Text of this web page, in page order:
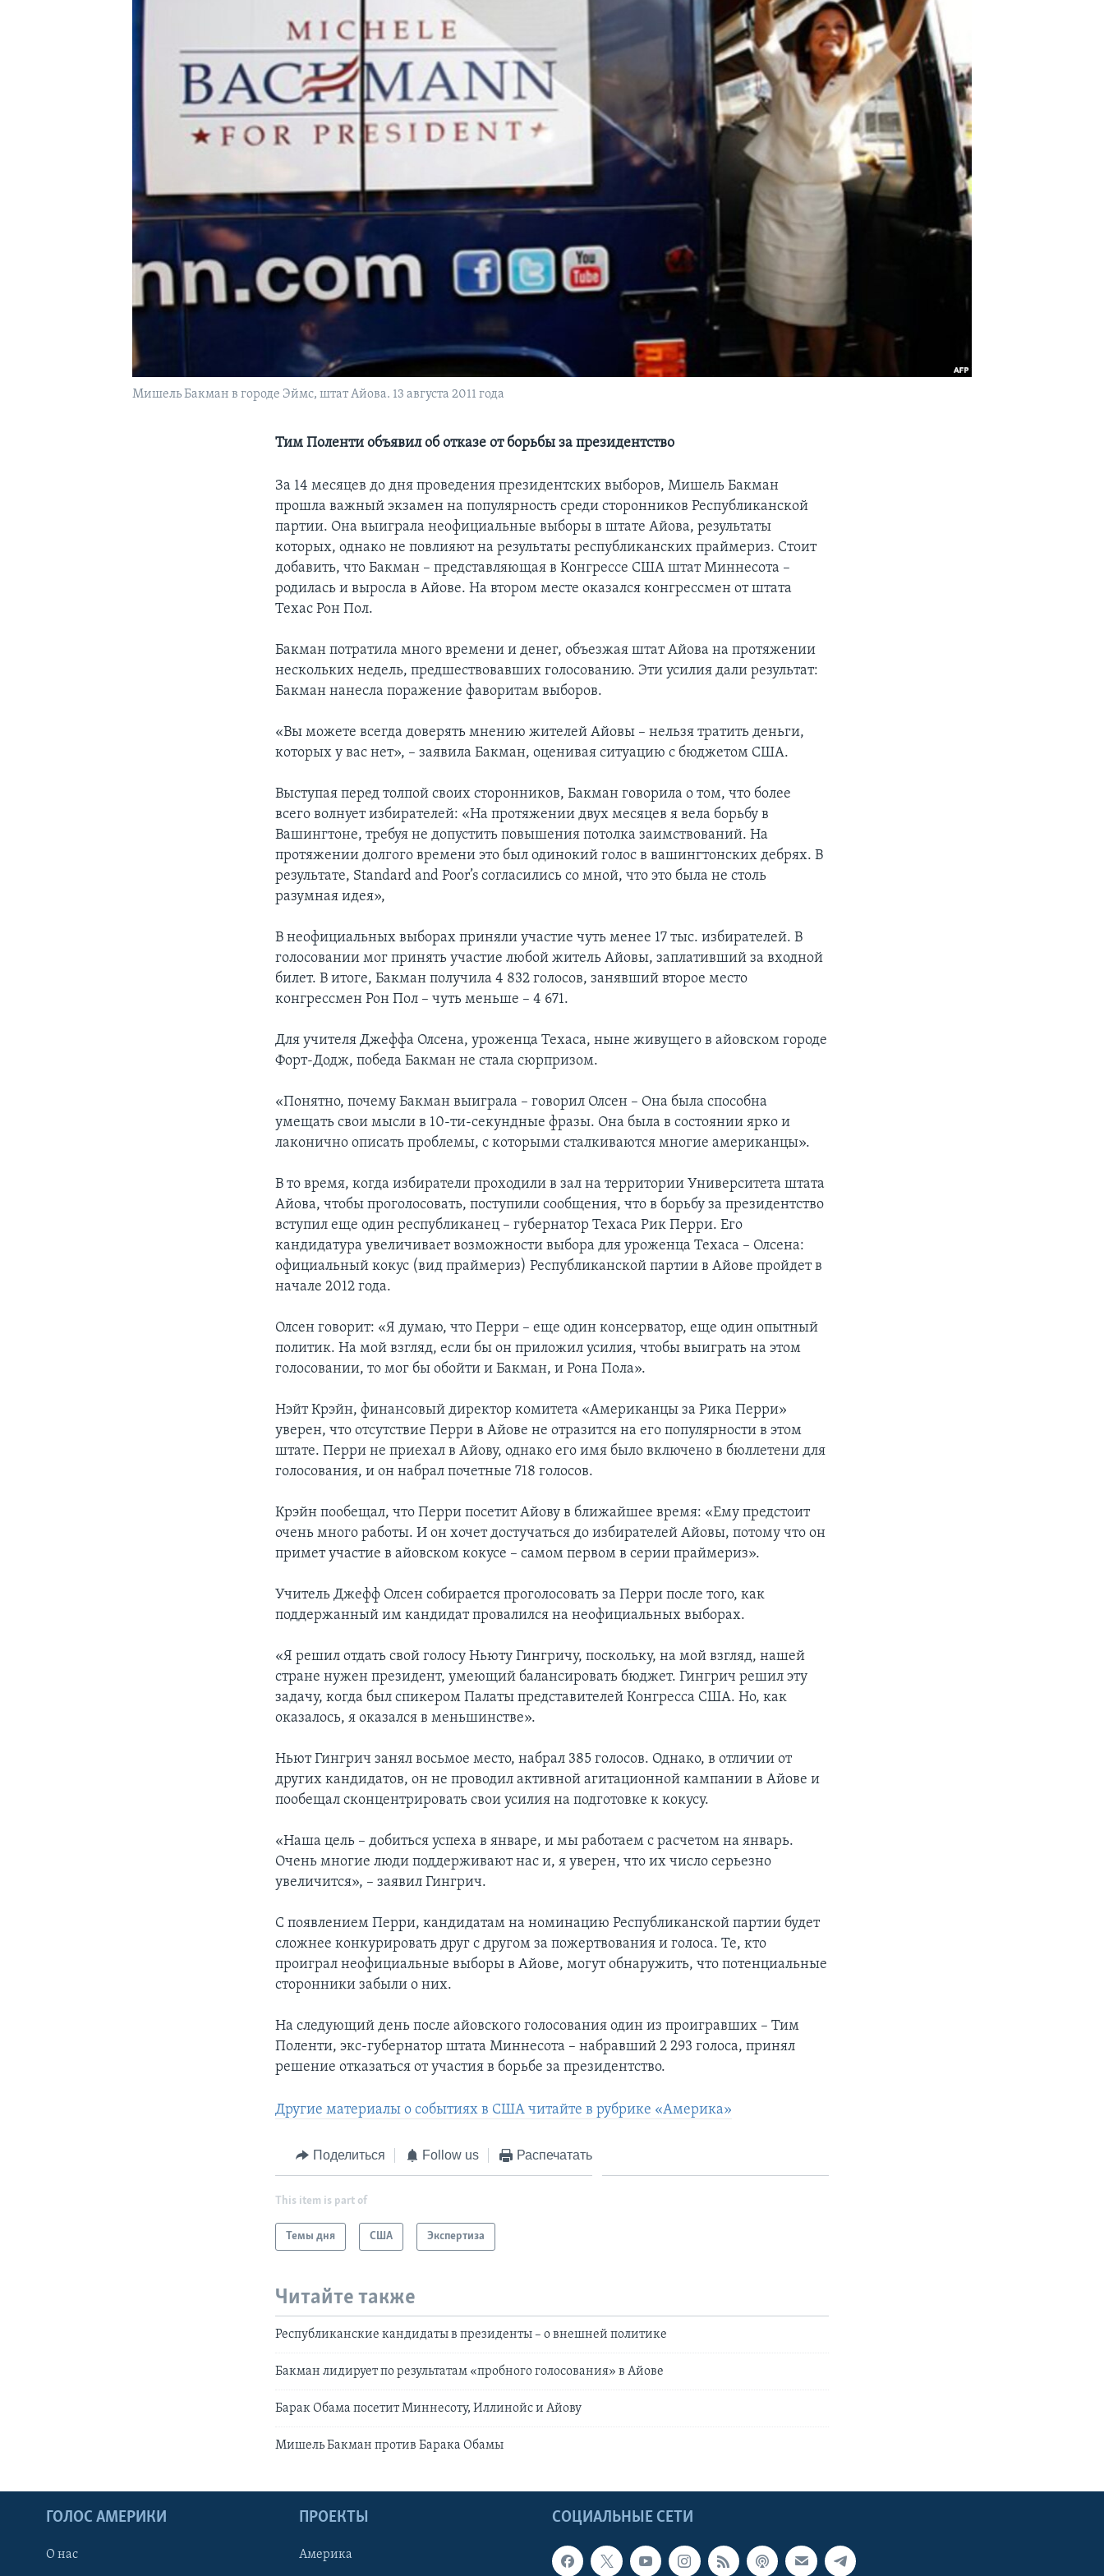
Мишель Бакман в городе Эймс, штат Айова. 13 августа 2011 года
Тим Поленти объявил об отказе от борьбы за президентство
За 14 месяцев до дня проведения президентских выборов, Мишель Бакман
прошла важный экзамен на популярность среди сторонников Республиканской
партии. Она выиграла неофициальные выборы в штате Айова, результаты
которых, однако не повлияют на результаты республиканских праймериз. Стоит
добавить, что Бакман – представляющая в Конгрессе США штат Миннесота –
родилась и выросла в Айове. На втором месте оказался конгрессмен от штата
Техас Рон Пол.
Бакман потратила много времени и денег, объезжая штат Айова на протяжении
нескольких недель, предшествовавших голосованию. Эти усилия дали результат:
Бакман нанесла поражение фаворитам выборов.
«Вы можете всегда доверять мнению жителей Айовы – нельзя тратить деньги,
которых у вас нет», – заявила Бакман, оценивая ситуацию с бюджетом США.
Выступая перед толпой своих сторонников, Бакман говорила о том, что более
всего волнует избирателей: «На протяжении двух месяцев я вела борьбу в
Вашингтоне, требуя не допустить повышения потолка заимствований. На
протяжении долгого времени это был одинокий голос в вашингтонских дебрях. В
результате, Standard and Poor’s согласились со мной, что это была не столь
разумная идея»,
В неофициальных выборах приняли участие чуть менее 17 тыс. избирателей. В
голосовании мог принять участие любой житель Айовы, заплативший за входной
билет. В итоге, Бакман получила 4 832 голосов, занявший второе место
конгрессмен Рон Пол – чуть меньше – 4 671.
Для учителя Джеффа Олсена, уроженца Техаса, ныне живущего в айовском городе
Форт-Додж, победа Бакман не стала сюрпризом.
«Понятно, почему Бакман выиграла – говорил Олсен – Она была способна
умещать свои мысли в 10-ти-секундные фразы. Она была в состоянии ярко и
лаконично описать проблемы, с которыми сталкиваются многие американцы».
В то время, когда избиратели проходили в зал на территории Университета штата
Айова, чтобы проголосовать, поступили сообщения, что в борьбу за президентство
вступил еще один республиканец – губернатор Техаса Рик Перри. Его
кандидатура увеличивает возможности выбора для уроженца Техаса – Олсена:
официальный кокус (вид праймериз) Республиканской партии в Айове пройдет в
начале 2012 года.
Олсен говорит: «Я думаю, что Перри – еще один консерватор, еще один опытный
политик. На мой взгляд, если бы он приложил усилия, чтобы выиграть на этом
голосовании, то мог бы обойти и Бакман, и Рона Пола».
Нэйт Крэйн, финансовый директор комитета «Американцы за Рика Перри»
уверен, что отсутствие Перри в Айове не отразится на его популярности в этом
штате. Перри не приехал в Айову, однако его имя было включено в бюллетени для
голосования, и он набрал почетные 718 голосов.
Крэйн пообещал, что Перри посетит Айову в ближайшее время: «Ему предстоит
очень много работы. И он хочет достучаться до избирателей Айовы, потому что он
примет участие в айовском кокусе – самом первом в серии праймериз».
Учитель Джефф Олсен собирается проголосовать за Перри после того, как
поддержанный им кандидат провалился на неофициальных выборах.
«Я решил отдать свой голосу Ньюту Гингричу, поскольку, на мой взгляд, нашей
стране нужен президент, умеющий балансировать бюджет. Гингрич решил эту
задачу, когда был спикером Палаты представителей Конгресса США. Но, как
оказалось, я оказался в меньшинстве».
Ньют Гингрич занял восьмое место, набрал 385 голосов. Однако, в отличии от
других кандидатов, он не проводил активной агитационной кампании в Айове и
пообещал сконцентрировать свои усилия на подготовке к кокусу.
«Наша цель – добиться успеха в январе, и мы работаем с расчетом на январь.
Очень многие люди поддерживают нас и, я уверен, что их число серьезно
увеличится», – заявил Гингрич.
С появлением Перри, кандидатам на номинацию Республиканской партии будет
сложнее конкурировать друг с другом за пожертвования и голоса. Те, кто
проиграл неофициальные выборы в Айове, могут обнаружить, что потенциальные
сторонники забыли о них.
На следующий день после айовского голосования один из проигравших – Тим
Поленти, экс-губернатор штата Миннесота – набравший 2 293 голоса, принял
решение отказаться от участия в борьбе за президентство.
Другие материалы о событиях в США читайте в рубрике «Америка»
Поделиться Follow us Распечатать
This item is part of
Темы дня США Экспертиза
Читайте также
Республиканские кандидаты в президенты – о внешней политике
Бакман лидирует по результатам «пробного голосования» в Айове
Барак Обама посетит Миннесоту, Иллинойс и Айову
Мишель Бакман против Барака Обамы
СОЦИАЛЬНЫЕ СЕТИ
ГОЛОС АМЕРИКИ
О нас
ПРОЕКТЫ
Америка